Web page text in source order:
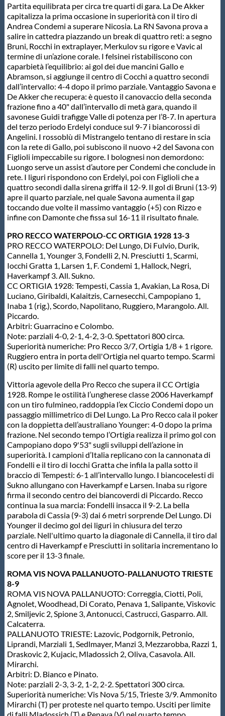
Partita equilibrata per circa tre quarti di gara. La De Akker
capitalizza la prima occasione in superiorità con il tiro di
Andrea Condemi a superare Nicosia. La RN Savona prova a
salire in cattedra piazzando un break di quattro reti: a segno
Bruni, Rocchi in extraplayer, Merkulov su rigore e Vavic al
termine di un’azione corale. I felsinei ristabiliscono con
caparbietà l’equilibrio: ai gol dei due mancini Gallo e
Abramson, si aggiunge il centro di Cocchi a quattro secondi
dall’intervallo: 4-4 dopo il primo parziale. Vantaggio Savona e
De Akker che recupera: è questo il canovaccio della seconda
frazione fino a 40" dall’intervallo di metà gara, quando il
savonese Guidi trafigge Valle di potenza per l’8-7. In apertura
del terzo periodo Erdelyi conduce sul 9-7 i biancorossi di
Angelini. I rossoblù di Mistrangelo tentano di restare in scia
con la rete di Gallo, poi subiscono il nuovo +2 del Savona con
Figlioli impeccabile su rigore. I bolognesi non demordono:
Luongo serve un assist d’autore per Condemi che conclude in
rete. I liguri rispondono con Erdelyi, poi con Figlioli che a
quattro secondi dalla sirena griffa il 12-9. Il gol di Bruni (13-9)
apre il quarto parziale, nel quale Savona aumenta il gap
toccando due volte il massimo vantaggio (+5) con Rizzo e
infine con Damonte che fissa sul 16-11 il risultato finale.
PRO RECCO WATERPOLO-CC ORTIGIA 1928 13-3
PRO RECCO WATERPOLO: Del Lungo, Di Fulvio, Durik,
Cannella 1, Younger 3, Fondelli 2, N. Presciutti 1, Scarmi,
Iocchi Gratta 1, Larsen 1, F. Condemi 1, Hallock, Negri,
Haverkampf 3. All. Sukno.
CC ORTIGIA 1928: Tempesti, Cassia 1, Avakian, La Rosa, Di
Luciano, Giribaldi, Kalaitzis, Carnesecchi, Campopiano 1,
Inaba 1 (rig.), Scordo, Napolitano, Ruggiero, Marangolo. All.
Piccardo.
Arbitri: Guarracino e Colombo.
Note: parziali 4-0, 2-1, 4-2, 3-0. Spettatori 800 circa.
Superiorità numeriche: Pro Recco 3/7, Ortigia 1/8 + 1 rigore.
Ruggiero entra in porta dell'Ortigia nel quarto tempo. Scarmi
(R) uscito per limite di falli nel quarto tempo.
Vittoria agevole della Pro Recco che supera il CC Ortigia
1928. Rompe le ostilità l’ungherese classe 2006 Haverkampf
con un tiro fulmineo, raddoppia l’ex Ciccio Condemi dopo un
passaggio millimetrico di Del Lungo. La Pro Recco cala il poker
con la doppietta dell’australiano Younger: 4-0 dopo la prima
frazione. Nel secondo tempo l’Ortigia realizza il primo gol con
Campopiano dopo 9'53" sugli sviluppi dell’azione in
superiorità. I campioni d’Italia replicano con la cannonata di
Fondelli e il tiro di Iocchi Gratta che infila la palla sotto il
braccio di Tempesti: 6-1 all’intervallo lungo. I biancocelesti di
Sukno allungano con Haverkampf e Larsen. Inaba su rigore
firma il secondo centro dei biancoverdi di Piccardo. Recco
continua la sua marcia: Fondelli insacca il 9-2. La bella
parabola di Cassia (9-3) dai 6 metri sorprende Del Lungo. Di
Younger il decimo gol dei liguri in chiusura del terzo
parziale. Nell'ultimo quarto la diagonale di Cannella, il tiro dal
centro di Haverkampf e Presciutti in solitaria incrementano lo
score per il 13-3 finale.
ROMA VIS NOVA PALLANUOTO-PALLANUOTO TRIESTE
8-9
ROMA VIS NOVA PALLANUOTO: Correggia, Ciotti, Poli,
Agnolet, Woodhead, Di Corato, Penava 1, Salipante, Viskovic
2, Smiljevic 2, Spione 3, Antonucci, Castrucci, Gasparro. All.
Calcaterra.
PALLANUOTO TRIESTE: Lazovic, Podgornik, Petronio,
Liprandi, Marziali 1, Sedlmayer, Manzi 3, Mezzarobba, Razzi 1,
Draskovic 2, Kujacic, Mladossich 2, Oliva, Casavola. All.
Mirarchi.
Arbitri: D. Bianco e Pinato.
Note: parziali 2-3, 3-2, 1-2, 2-2. Spettatori 300 circa.
Superiorità numeriche: Vis Nova 5/15, Trieste 3/9. Ammonito
Mirarchi (T) per proteste nel quarto tempo. Usciti per limite